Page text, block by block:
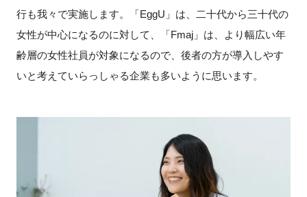
行も我々で実施します。「EggU」は、二十代から三十代の
女性が中心になるのに対して、「Fmaj」は、より幅広い年
齢層の女性社員が対象になるので、後者の方が導入しやす
いと考えていらっしゃる企業も多いように思います。